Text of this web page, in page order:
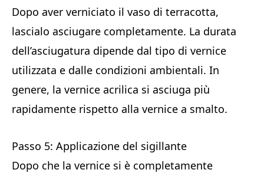
Dopo aver verniciato il vaso di terracotta,
lascialo asciugare completamente. La durata
dell’asciugatura dipende dal tipo di vernice
utilizzata e dalle condizioni ambientali. In
genere, la vernice acrilica si asciuga più
rapidamente rispetto alla vernice a smalto.
Passo 5: Applicazione del sigillante
Dopo che la vernice si è completamente